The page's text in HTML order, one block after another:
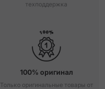
техподдержка
100% оригинал
Только оригинальные товары от